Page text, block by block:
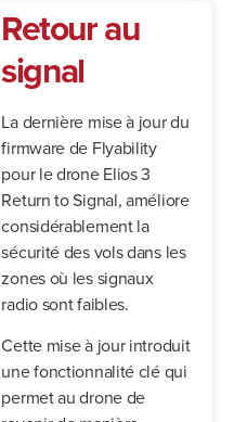
Retour au
signal
La dernière mise à jour du
firmware de Flyability
pour le drone Elios 3
Return to Signal, améliore
considérablement la
sécurité des vols dans les
zones où les signaux
radio sont faibles.
Cette mise à jour introduit
une fonctionnalité clé qui
permet au drone de